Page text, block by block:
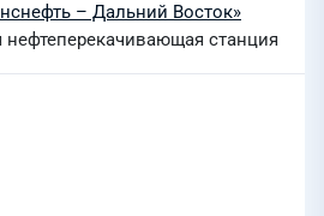
– Дальний Восток»
станция